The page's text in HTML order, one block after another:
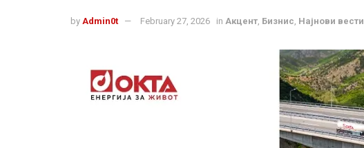
by Admin0t February 27, 2026 in Акцент, Бизнис, Најнови вести